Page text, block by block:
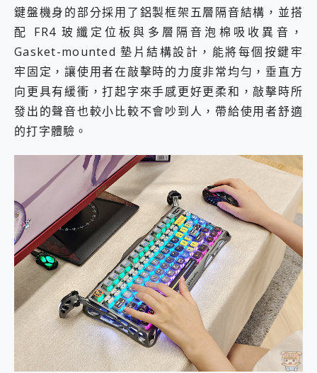
鍵盤機身的部分採用了鋁製框架五層隔音結構，並搭
配 FR4 玻纖定位板與多層隔音泡棉吸收異音，
Gasket-mounted 墊片結構設計，能將每個按鍵牢
牢固定，讓使用者在敲擊時的力度非常均勻，垂直方
向更具有緩衝，打起字來手感更好更柔和，敲擊時所
發出的聲音也較小比較不會吵到人，帶給使用者舒適
的打字體驗。